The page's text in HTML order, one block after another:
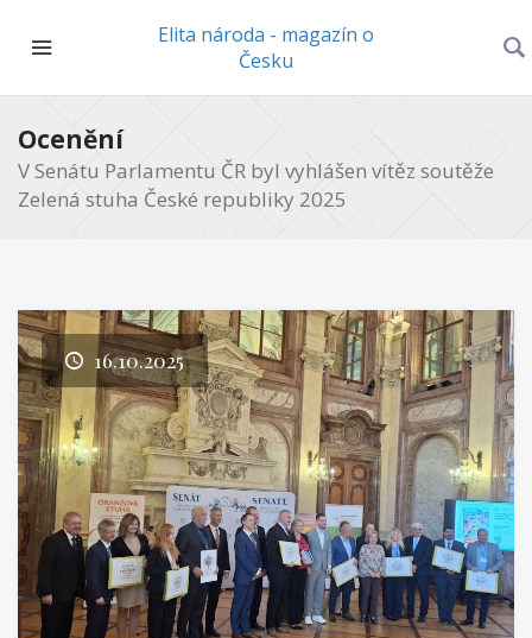
Elita národa - magazín o
Česku
Ocenění
V Senátu Parlamentu ČR byl vyhlášen vítěz soutěže
Zelená stuha České republiky 2025
16.10.2025